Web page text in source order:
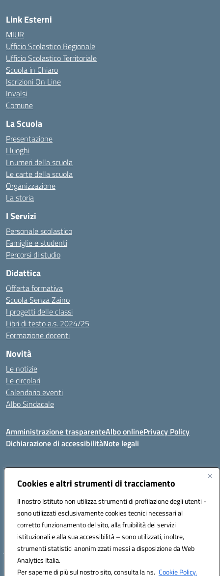
Cookies e altri strumenti di tracciamento
Il nostro Istituto non utilizza strumenti di profilazione degli utenti -
sono utilizzati esclusivamente cookies tecnici necessari al
corretto funzionamento del sito, alla fruibilità dei servizi
istituzionali e alla sua accessibilità – sono utilizzati, inoltre,
strumenti statistici anonimizzati messi a disposizione da Web
Analytics Italia.
Per saperne di più sul nostro sito, consulta la ns. Cookie Policy.
Link Esterni
MIUR
Ufficio Scolastico Regionale
Ufficio Scolastico Territoriale
Scuola in Chiaro
Iscrizioni On Line
Invalsi
Comune
La Scuola
Presentazione
I luoghi
I numeri della scuola
Le carte della scuola
Organizzazione
La storia
I Servizi
Personale scolastico
Famiglie e studenti
Percorsi di studio
Didattica
Offerta formativa
Scuola Senza Zaino
I progetti delle classi
Libri di testo a.s. 2024/25
Formazione docenti
Novità
Le notizie
Le circolari
Calendario eventi
Albo Sindacale
Amministrazione trasparenteAlbo onlinePrivacy Policy
Dichiarazione di accessibilitàNote legali
Indirizzo:Via Felice Cavallotti, 15 -84020 - Oliveto Citra
Posta elettronica certificata (PEC):saic81300d@pec.istruzione.it
Codice fiscale: 82005110653
Codice meccanografico: SAIC81300D
Hosting & Powered by 3D Solution S.r.l.